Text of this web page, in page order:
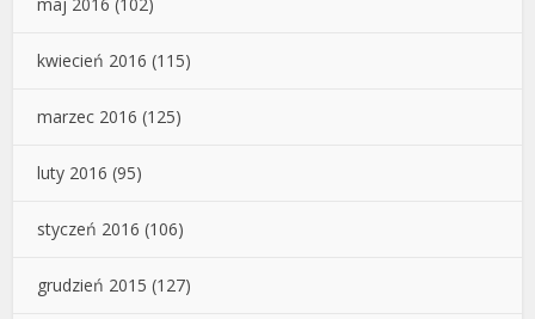
kwiecień 2016 (115)
marzec 2016 (125)
luty 2016 (95)
styczeń 2016 (106)
grudzień 2015 (127)